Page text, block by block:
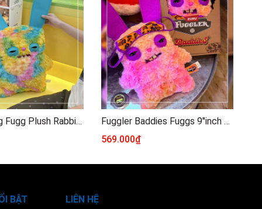
Fuggler Bigg Fugg Plush Rabbid Rabbit 17" Zuru Toys
Fuggler Baddies Fuggs 9"inch ZURU TOYS
569.000₫
BẬT LIÊN HỆ